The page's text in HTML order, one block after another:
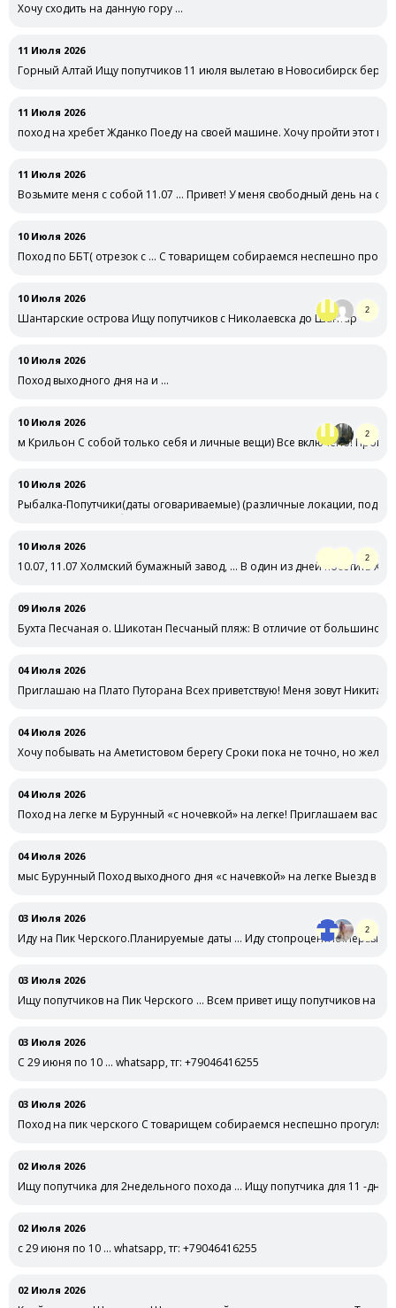
Хочу сходить на данную гору …
11 Июля 2026
Горный Алтай Ищу попутчиков 11 июля вылетаю в Новосибирск беру
11 Июля 2026
поход на хребет Жданко Поеду на своей машине. Хочу пройти этот
11 Июля 2026
Возьмите меня с собой 11.07 … Привет! У меня свободный день на
10 Июля 2026
Поход по ББТ( отрезок с … С товарищем собираемся неспешно
10 Июля 2026
Шантарские острова Ищу попутчиков с Николаевска до Шантар
2
10 Июля 2026
Поход выходного дня на и …
10 Июля 2026
м Крильон С собой только себя и личные вещи) Все включено!
2
10 Июля 2026
Рыбалка-Попутчики(даты оговариваемые) (различные локации, под
под различную рыбу ) рядом с …
10 Июля 2026
10.07, 11.07 Холмский бумажный завод, … В один из дней посетить
2
09 Июля 2026
Бухта Песчаная о. Шикотан Песчаный пляж: В отличие от большинства
04 Июля 2026
Приглашаю на Плато Путорана Всех приветствую! Меня зовут
04 Июля 2026
Хочу побывать на Аметистовом берегу Сроки пока не точно, но
04 Июля 2026
Поход на легке м Бурунный «с ночевкой» на легке! Приглашаем вас а
04 Июля 2026
мыс Бурунный Поход выходного дня «с начевкой» на легке Выезд в
03 Июля 2026
Иду на Пик Черского.Планируемые даты … Иду стопроцентно.Первый
2
03 Июля 2026
Ищу попутчиков на Пик Черского … Всем привет ищу попутчиков на
03 Июля 2026
С 29 июня по 10 … whatsapp, тг: +79046416255
03 Июля 2026
Поход на пик черского С товарищем собираемся неспешно
02 Июля 2026
Ищу попутчика для 2недельного похода … Ищу попутчика для 11 -
02 Июля 2026
с 29 июня по 10 … whatsapp, тг: +79046416255
02 Июля 2026